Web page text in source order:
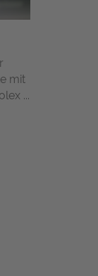
mit
...